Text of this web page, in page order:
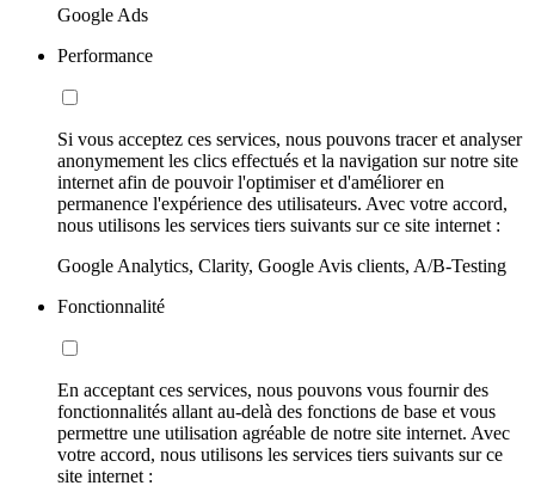
Google Ads
Performance
Si vous acceptez ces services, nous pouvons tracer et analyser
anonymement les clics effectués et la navigation sur notre site
internet afin de pouvoir l'optimiser et d'améliorer en
permanence l'expérience des utilisateurs. Avec votre accord,
nous utilisons les services tiers suivants sur ce site internet :
Google Analytics, Clarity, Google Avis clients, A/B-Testing
Fonctionnalité
En acceptant ces services, nous pouvons vous fournir des
fonctionnalités allant au-delà des fonctions de base et vous
permettre une utilisation agréable de notre site internet. Avec
votre accord, nous utilisons les services tiers suivants sur ce
site internet :